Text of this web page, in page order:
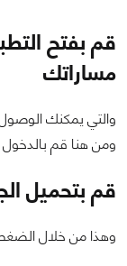
قم بفتح
مساراتك
والتي يمكنك الوصول
ومن هنا قم بالدخول
قم بتحميل
وهذا من خلال الضغط